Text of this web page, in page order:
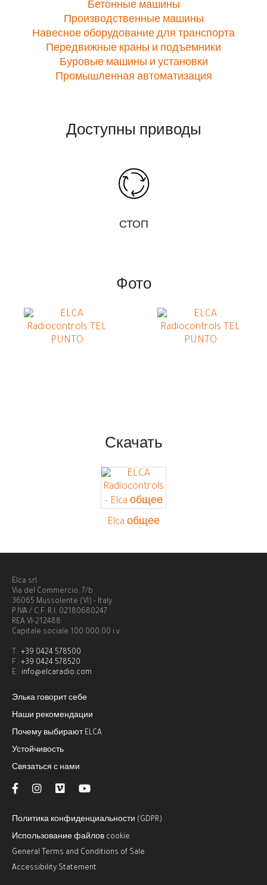
Бетонные машины
Производственные машины
Навесное оборудование для транспорта
Передвижные краны и подъемники
Буровые машины и установки
Промышленная автоматизация
Доступны приводы
СТОП
Фото
Скачать
Elca общее
Elca srl
Via del Commercio, 7/b
36065 Mussolente (VI) - Italy
P.IVA / C.F. R.I. 02180680247
REA VI-212488
Capitale sociale 100.000,00 i.v.
T.: +39 0424 578500
F.: +39 0424 578520
E.: info@elcaradio.com
Элька говорит себе
Наши рекомендации
Почему выбирают ELCA
Устойчивость
Связаться с нами
Политика конфиденциальности (GDPR)
Использование файлов cookie
General Terms and Conditions of Sale
Accessibility Statement